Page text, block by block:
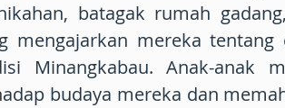
batagak rumah
mengajarkan mereka
Minangkabau. Anak-anak
budaya mereka dan